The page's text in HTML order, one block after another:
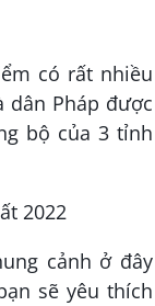
có rất nhiều
dân Pháp được
bộ của 3 tỉnh
cảnh ở đây
sẽ yêu thích